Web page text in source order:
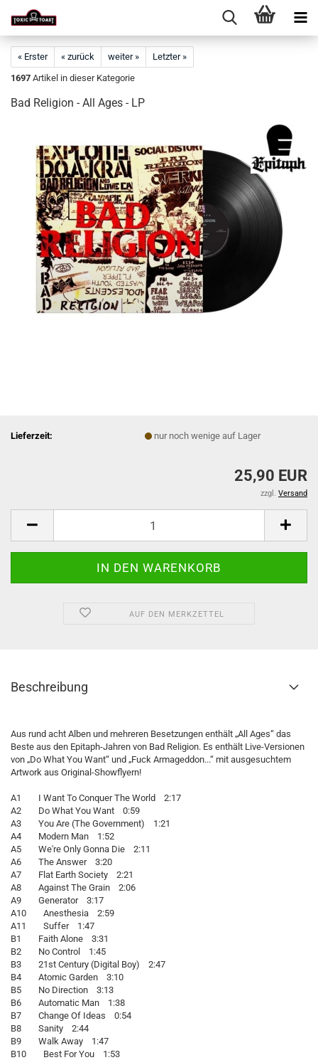
« Erster « zurück weiter »
Letzter »
1697 Artikel in dieser Kategorie
Bad Religion - All Ages - LP
Lieferzeit: nur noch wenige auf Lager
25,90 EUR
zzgl. Versand
AUF DEN MERKZETTEL
Beschreibung
Aus rund acht Alben und mehreren Besetzungen enthält „All Ages“ das
Beste aus den Epitaph-Jahren von Bad Religion. Es enthält Live-Versionen
von „Do What You Want“ und „Fuck Armageddon...“ mit ausgesuchtem
Artwork aus Original-Showflyern!
A1 I Want To Conquer The World 2:17
A2 Do What You Want 0:59
A3 You Are (The Government) 1:21
A4 Modern Man 1:52
A5 We're Only Gonna Die 2:11
A6 The Answer 3:20
A7 Flat Earth Society 2:21
A8 Against The Grain 2:06
A9 Generator 3:17
A10 Anesthesia 2:59
A11 Suffer 1:47
B1 Faith Alone 3:31
B2 No Control 1:45
B3 21st Century (Digital Boy) 2:47
B4 Atomic Garden 3:10
B5 No Direction 3:13
B6 Automatic Man 1:38
B7 Change Of Ideas 0:54
B8 Sanity 2:44
B9 Walk Away 1:47
B10 Best For You 1:53